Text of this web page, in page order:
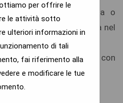
per offrire le
le attività sotto
ulteriori informazioni in
di tali
fai riferimento alla
e modificare le tue
(a scelta, in camera o
CdC, menù alla carta nel
sanitarie);
e biancheria con